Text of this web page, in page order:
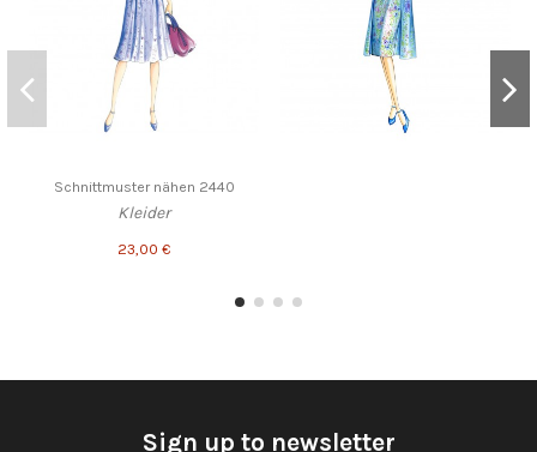
Schnittmuster nähen 2440
Kleider
23,00 €
Sign up to newsletter